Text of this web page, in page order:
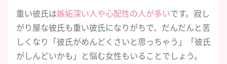
重い彼氏は嫉妬深い人や心配性の人が多いです。寂し
がり屋な彼氏も重い彼氏になりがちで、だんだんと苦
しくなり「彼氏がめんどくさいと思っちゃう」「彼氏
がしんどいかも」と悩む女性もいることでしょう。